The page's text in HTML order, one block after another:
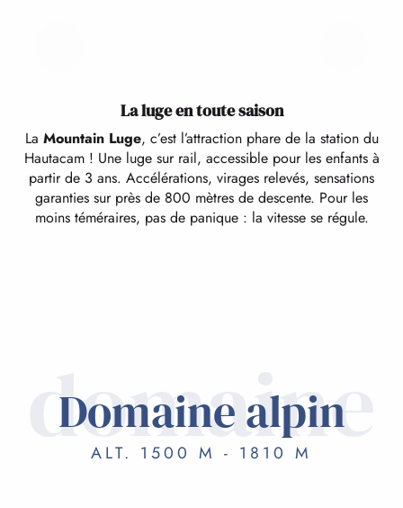
La luge en toute saison
La Mountain Luge, c’est l’attraction phare de la station du
Hautacam ! Une luge sur rail, accessible pour les enfants à
partir de 3 ans. Accélérations, virages relevés, sensations
garanties sur près de 800 mètres de descente. Pour les
moins téméraires, pas de panique : la vitesse se régule.
domaine
Domaine alpin
ALT. 1500 M - 1810 M